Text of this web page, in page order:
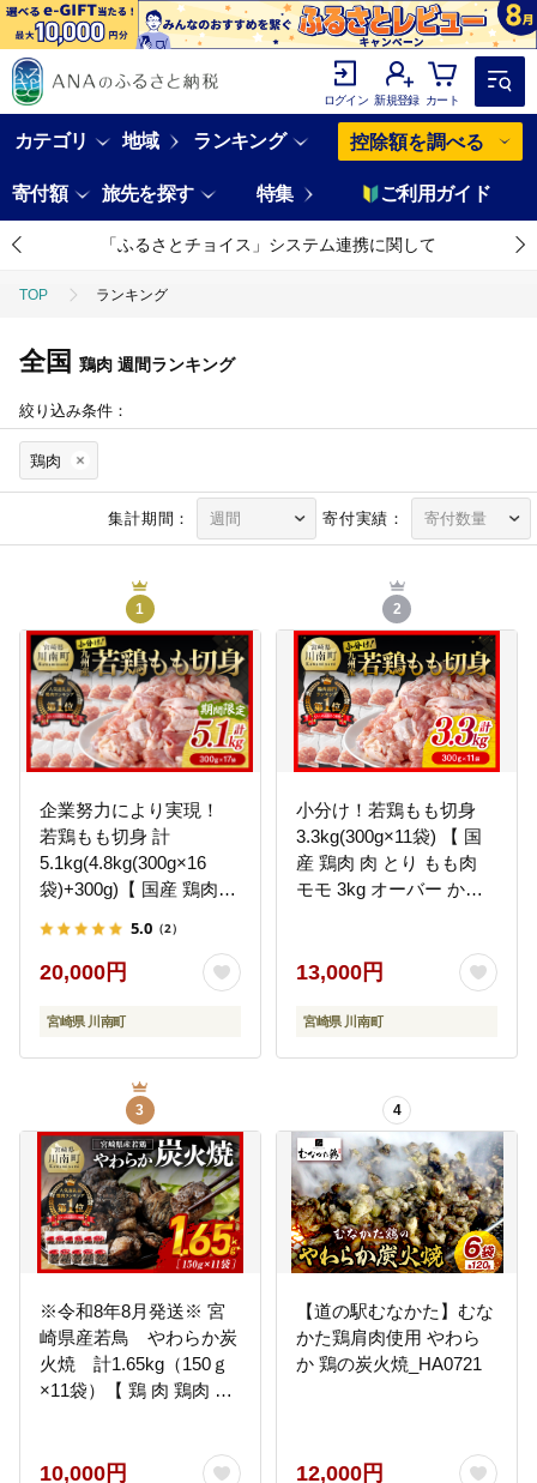
ログイン 新規登録 カート
カテゴリ 地域 ランキング 控除額を調べる
寄付額 旅先を探す 特集 ご利用ガイド
「ふるさとチョイス」システム連携に関して
TOP ランキング
全国 鶏肉 週間ランキング
絞り込み条件：
鶏肉
集計期間： 寄付実績：
1
企業努力により実現！
若鶏もも切身 計
5.1kg(4.8kg(300g×16
袋)+300g)【 国産 鶏肉
5.1kg からあげ 唐揚げ
チキン南蛮 送料無料 】
5.0 （2）
20,000円
宮崎県 川南町
2
小分け！若鶏もも切身
3.3kg(300g×11袋) 【 国
産 鶏肉 肉 とり もも肉
モモ 3kg オーバー から
13,000円
宮崎県 川南町
3
※令和8年8月発送※ 宮
崎県産若鳥 やわらか炭
火焼 計1.65kg（150ｇ
×11袋）【 鶏 肉 鶏肉 国
[C00901r808]
10,000円
4
【道の駅むなかた】むな
かた鶏肩肉使用 やわら
か 鶏の炭火焼_HA0721
12,000円